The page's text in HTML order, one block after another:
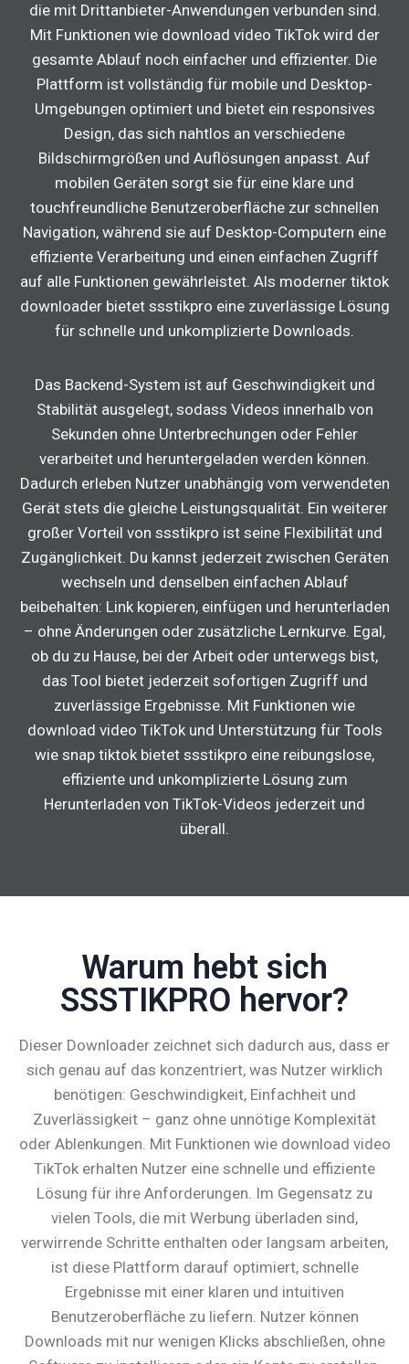
die mit Drittanbieter-Anwendungen verbunden sind.
Mit Funktionen wie download video TikTok wird der
gesamte Ablauf noch einfacher und effizienter. Die
Plattform ist vollständig für mobile und Desktop-
Umgebungen optimiert und bietet ein responsives
Design, das sich nahtlos an verschiedene
Bildschirmgrößen und Auflösungen anpasst. Auf
mobilen Geräten sorgt sie für eine klare und
touchfreundliche Benutzeroberfläche zur schnellen
Navigation, während sie auf Desktop-Computern eine
effiziente Verarbeitung und einen einfachen Zugriff
auf alle Funktionen gewährleistet. Als moderner tiktok
downloader bietet ssstikpro eine zuverlässige Lösung
für schnelle und unkomplizierte Downloads.
Das Backend-System ist auf Geschwindigkeit und
Stabilität ausgelegt, sodass Videos innerhalb von
Sekunden ohne Unterbrechungen oder Fehler
verarbeitet und heruntergeladen werden können.
Dadurch erleben Nutzer unabhängig vom verwendeten
Gerät stets die gleiche Leistungsqualität. Ein weiterer
großer Vorteil von ssstikpro ist seine Flexibilität und
Zugänglichkeit. Du kannst jederzeit zwischen Geräten
wechseln und denselben einfachen Ablauf
beibehalten: Link kopieren, einfügen und herunterladen
– ohne Änderungen oder zusätzliche Lernkurve. Egal,
ob du zu Hause, bei der Arbeit oder unterwegs bist,
das Tool bietet jederzeit sofortigen Zugriff und
zuverlässige Ergebnisse. Mit Funktionen wie
download video TikTok und Unterstützung für Tools
wie snap tiktok bietet ssstikpro eine reibungslose,
effiziente und unkomplizierte Lösung zum
Herunterladen von TikTok-Videos jederzeit und
überall.
Warum hebt sich
SSSTIKPRO hervor?
Dieser Downloader zeichnet sich dadurch aus, dass er
sich genau auf das konzentriert, was Nutzer wirklich
benötigen: Geschwindigkeit, Einfachheit und
Zuverlässigkeit – ganz ohne unnötige Komplexität
oder Ablenkungen. Mit Funktionen wie download video
TikTok erhalten Nutzer eine schnelle und effiziente
Lösung für ihre Anforderungen. Im Gegensatz zu
vielen Tools, die mit Werbung überladen sind,
verwirrende Schritte enthalten oder langsam arbeiten,
ist diese Plattform darauf optimiert, schnelle
Ergebnisse mit einer klaren und intuitiven
Benutzeroberfläche zu liefern. Nutzer können
Downloads mit nur wenigen Klicks abschließen, ohne